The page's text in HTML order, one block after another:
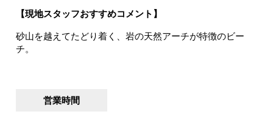
【現地スタッフおすすめコメント】
砂山を越えてたどり着く、岩の天然アーチが特徴のビー
チ。
営業時間